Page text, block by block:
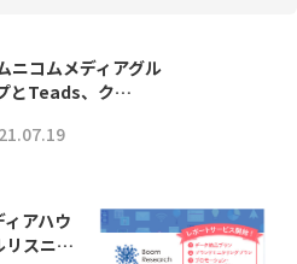
ニコムメディアグル
とTeads、ク…
ィアハウ
リスニ…